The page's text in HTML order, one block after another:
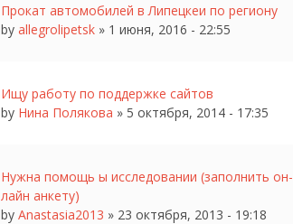
Прокат автомобилей в Липецкеи по региону
by allegrolipetsk » 1 июня, 2016 - 22:55
Ищу работу по поддержке сайтов
by Нина Полякова » 5 октября, 2014 - 17:35
Нужна помощь ы исследовании (заполнить он-
лайн анкету)
by Anastasia2013 » 23 октября, 2013 - 19:18